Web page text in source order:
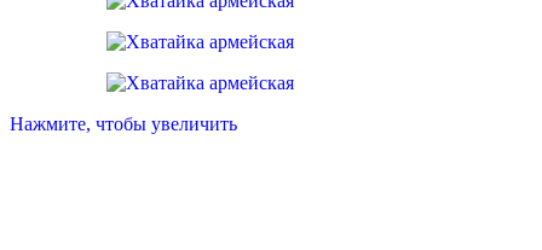
Нажмите, чтобы увеличить